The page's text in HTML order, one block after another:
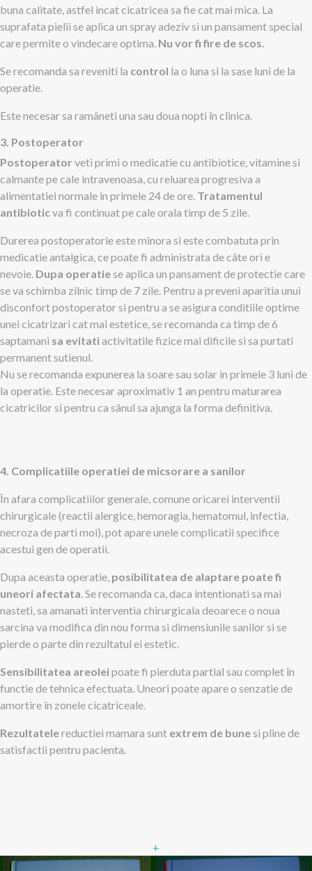
buna calitate, astfel incat cicatricea sa fie cat mai mica. La
suprafata pielii se aplica un spray adeziv si un pansament special
care permite o vindecare optima. Nu vor fi fire de scos.
Se recomanda sa reveniti la control la o luna si la sase luni de la
operatie.
Este necesar sa ramâneti una sau doua nopti în clinica.
3. Postoperator
Postoperator veti primi o medicatie cu antibiotice, vitamine si
calmante pe cale intravenoasa, cu reluarea progresiva a
alimentatiei normale in primele 24 de ore. Tratamentul
antibioticva fi continuat pe cale orala timp de 5 zile.
Durerea postoperatorie este minora si este combatuta prin
medicatie antalgica, ce poate fi administrata de câte ori e
nevoie. Dupa operatiese aplica un pansament de protectie care
se va schimba zilnic timp de 7 zile. Pentru a preveni aparitia unui
disconfort postoperator si pentru a se asigura conditiile optime
unei cicatrizari cat mai estetice, se recomanda ca timp de 6
saptamani sa evitatiactivitatile fizice mai dificile si sa purtati
permanent sutienul.
Nu se recomanda expunerea la soare sau solar in primele 3 luni de
la operatie. Este necesar aproximativ 1 an pentru maturarea
cicatricilor si pentru ca sânul sa ajunga la forma definitiva.
4. Complicatiile operatiei de micsorare a sanilor
În afara complicatiilor generale, comune oricarei interventii
chirurgicale (reactii alergice, hemoragia, hematomul, infectia,
necroza de parti moi), pot apare unele complicatii specifice
acestui gen de operatii.
Dupa aceasta operatie, posibilitatea de alaptare poate fi
uneori afectata. Se recomanda ca, daca intentionati sa mai
nasteti, sa amanati interventia chirurgicala deoarece o noua
sarcina va modifica din nou forma si dimensiunile sanilor si se
pierde o parte din rezultatul ei estetic.
Sensibilitatea areoleipoate fi pierduta partial sau complet în
functie de tehnica efectuata. Uneori poate apare o senzatie de
amortire în zonele cicatriceale.
Rezultatelereductiei mamara sunt extrem de bunesi pline de
satisfactii pentru pacienta.
+